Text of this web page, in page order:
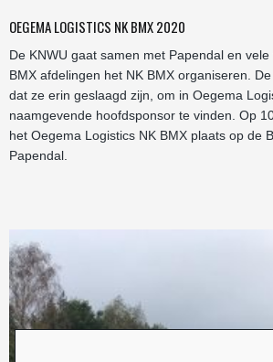
OEGEMA LOGISTICS NK BMX 2020
De KNWU gaat samen met Papendal en
BMX afdelingen het NK BMX organiseren.
dat ze erin geslaagd zijn, om in Oegema
naamgevende hoofdsponsor te vinden. Op
het Oegema Logistics NK BMX plaats op de
Papendal.